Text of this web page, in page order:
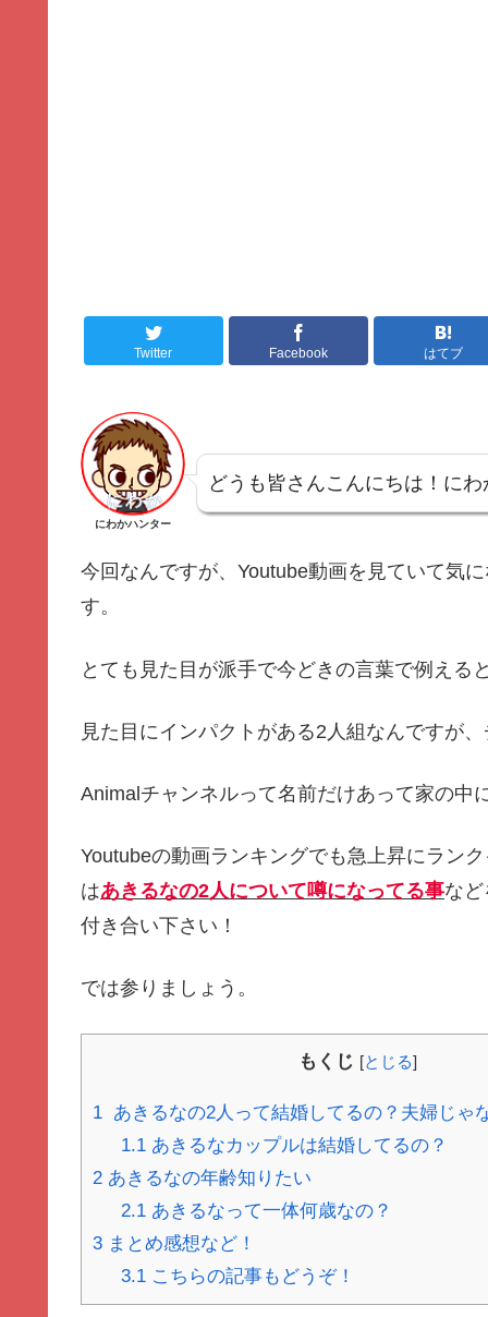
Twitter Facebook はてブ
にわかハンター
どうも皆さんこんにちは！に
今回なんですが、Youtube動画を見ていて気
す。
とても見た目が派手で今どきの言葉で例える
見た目にインパクトがある2人組なんですが
Animalチャンネルって名前だけあって家の中
Youtubeの動画ランキングでも急上昇にラン
はあきるなの2人について噂になってる事な
付き合い下さい！
では参りましょう。
もくじ [とじる]
1 あきるなの2人って結婚してるの？夫婦じゃ
1.1あきるなカップルは結婚してるの？
2 あきるなの年齢知りたい
2.1あきるなって一体何歳なの？
3 まとめ感想など！
3.1こちらの記事もどうぞ！